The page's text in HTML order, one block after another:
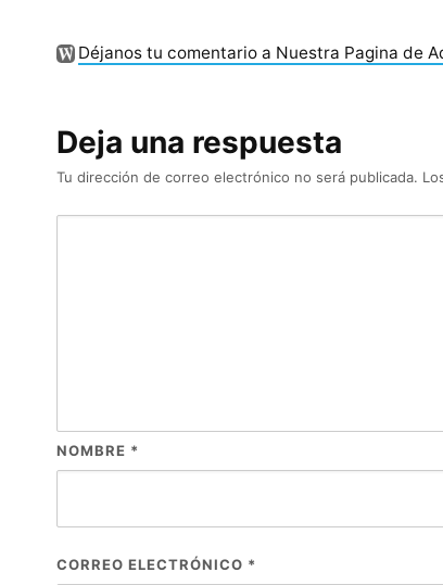
Déjanos tu comentario a Nuestra Pagina de
Deja una respuesta
Tu dirección de correo electrónico no será publicada.
NOMBRE *
CORREO ELECTRÓNICO *